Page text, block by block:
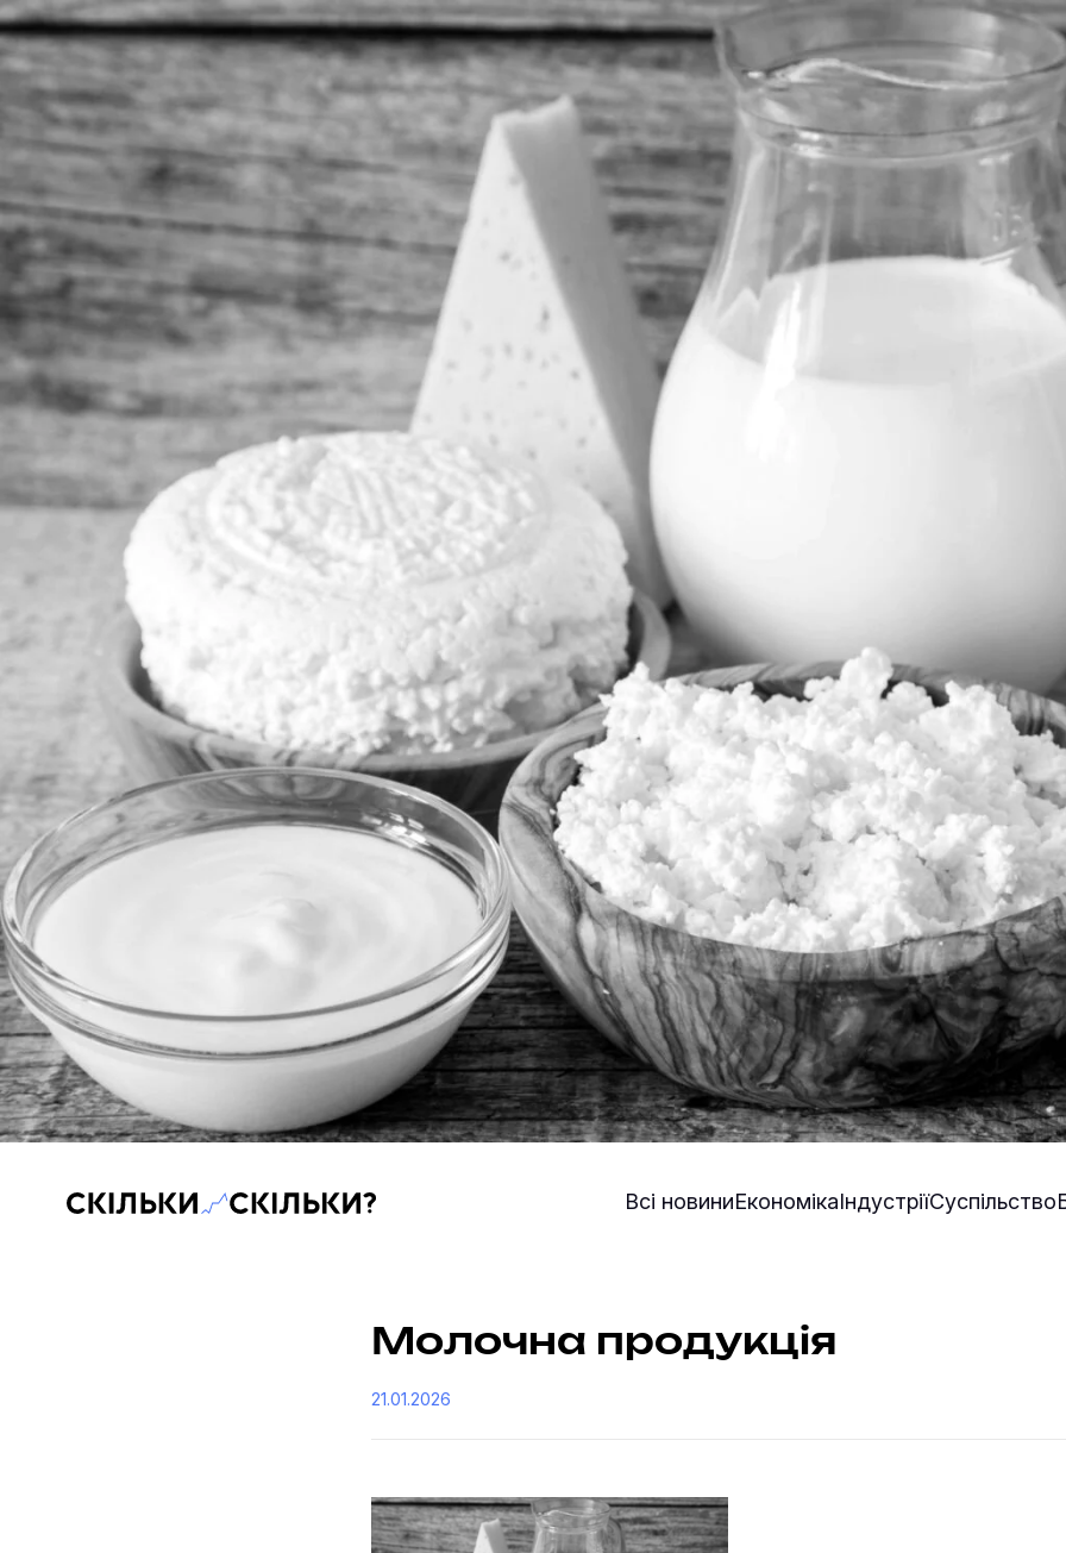
Скільки-скільки? — Медіа про суспільні дані Всі новиниЕкономікаІндустріїСуспільство
Молочна продукція
21.01.2026